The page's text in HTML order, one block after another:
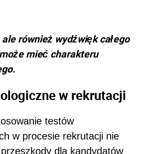
również wydźwięk całego
mieć charakteru
w rekrutacji
testów
w procesie rekrutacji nie
dla kandydatów